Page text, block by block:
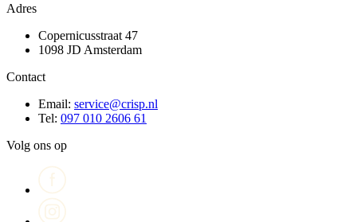
Adres
Copernicusstraat 47
1098 JD Amsterdam
Contact
Email: service@crisp.nl
Tel: 097 010 2606 61
Volg ons op